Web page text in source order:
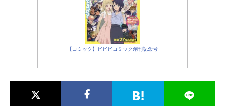
【コミック】ビビビコミック創刊記念号